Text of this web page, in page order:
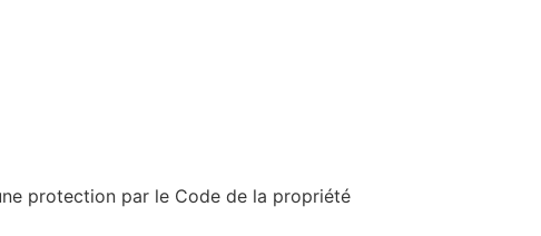
protection par le Code de la propriété